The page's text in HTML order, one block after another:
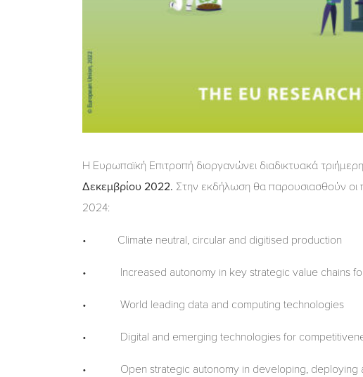
Η Ευρωπαϊκή Επιτροπή διοργανώνει διαδικτυακά
Δεκεμβρίου 2022. Στην εκδήλωση θα παρουσιασθούν
2024:
• Climate neutral, circular and digitised production
• Increased autonomy in key strategic value chains for
• World leading data and computing technologies
• Digital and emerging technologies for
• Open strategic autonomy in developing, deploying